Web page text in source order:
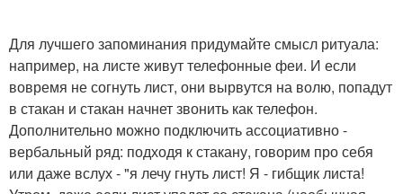
Для лучшего запоминания придумайте смысл ритуала:
например, на листе живут телефонные феи. И если
вовремя не согнуть лист, они вырвутся на волю, попадут
в стакан и стакан начнет звонить как телефон.
Дополнительно можно подключить ассоциативно -
вербальный ряд: подходя к стакану, говорим про себя
или даже вслух - "я лечу гнуть лист! Я - гибщик листа!